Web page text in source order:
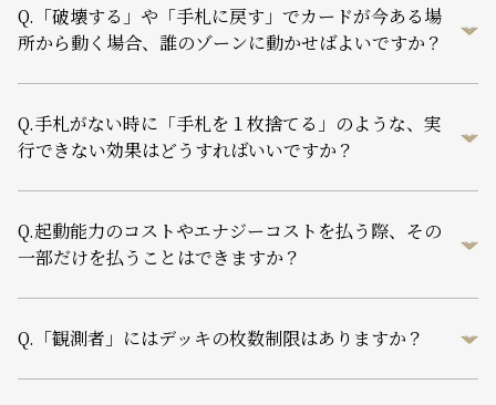
Q. 「破壊する」や「手札に戻す」でカードが今ある場
所から動く場合、誰のゾーンに動かせばよいですか？
Q.手札がない時に「手札を１枚捨てる」のような、実
行できない効果はどうすればいいですか？
Q.起動能力のコストやエナジーコストを払う際、その
一部だけを払うことはできますか？
Q. 「観測者」にはデッキの枚数制限はありますか？